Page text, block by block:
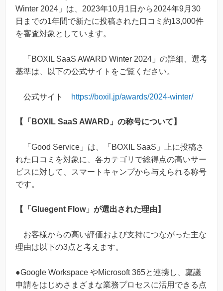
Winter 2024」は、2023年10月1日から2024年9月30
日までの1年間で新たに投稿された口コミ約13,000件
を審査対象としています。
「BOXIL SaaS AWARD Winter 2024」の詳細、選考
基準は、以下の公式サイトをご覧ください。
公式サイト https://boxil.jp/awards/2024-winter/
【「BOXIL SaaS AWARD」の称号について】
「Good Service」は、「BOXIL SaaS」上に投稿さ
れた口コミを対象に、各カテゴリで総得点の高いサー
ビスに対して、スマートキャンプから与えられる称号
です。
【「Gluegent Flow」が選出された理由】
お客様からの高い評価および支持につながった主な
理由は以下の3点と考えます。
●Google Workspace やMicrosoft 365と連携し、稟議
申請をはじめさまざまな業務プロセスに活用できる点